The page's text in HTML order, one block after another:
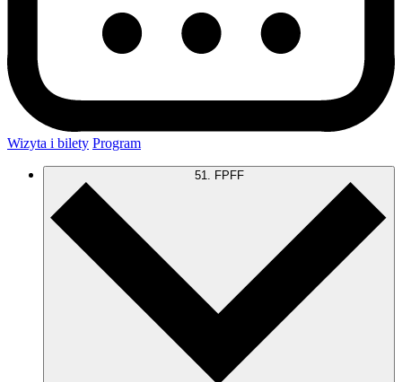
Wizyta i bilety Program
51. FPFF